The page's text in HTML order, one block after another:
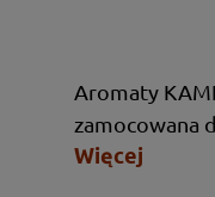
Aromaty
zamocowana
Więcej